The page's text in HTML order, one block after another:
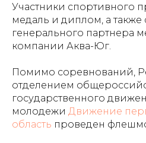
Участники спортивного
медаль и диплом, а также
генерального партнера
компании Аква-Юг.
Помимо соревнований,
отделением
государственного
молодежи Движение
область проведен